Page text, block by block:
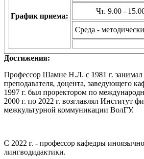
График приема:
Чт. 9.00 -
Среда -
Достижения:
Профессор Шамне Н.Л. c 1981 г. занимал
преподавателя, доцента, заведующего
1997 г. был проректором по
2000 г. по 2022 г. возглавлял Институт
межкультурной коммуникации ВолГУ.
С 2022 г. - профессор кафедры
лингводидактики.